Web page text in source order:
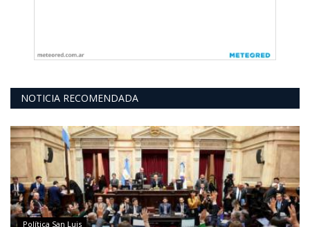
NOTICIA RECOMENDADA
Política San Luis